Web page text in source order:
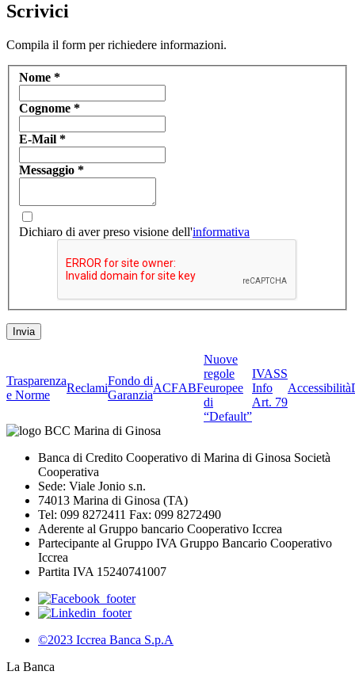
Scrivici
Compila il form per richiedere informazioni.
Nome *
Cognome *
E-Mail *
Messaggio *
Dichiaro di aver preso visione dell'informativa
Trasparenza
e Norme
Reclami
Fondo di
Garanzia
ACFABF
Nuove
regole
europee
di
“Default”
IVASS
Info
Art. 79
Accessibilità
Banca di Credito Cooperativo di Marina di Ginosa Società
Cooperativa
Sede: Viale Jonio s.n.
74013 Marina di Ginosa (TA)
Tel: 099 8272411 Fax: 099 8272490
Aderente al Gruppo bancario Cooperativo Iccrea
Partecipante al Gruppo IVA Gruppo Bancario Cooperativo
Iccrea
Partita IVA 15240741007
©2023 Iccrea Banca S.p.A
La Banca